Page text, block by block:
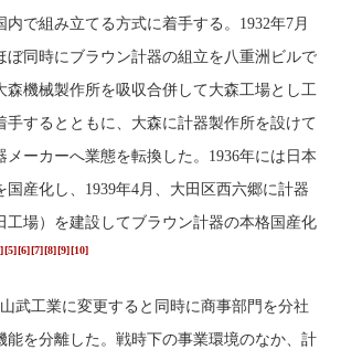
内で組み立てる方式に着手する。1932年7月
ぼ同時にブラウン計器の組立を八重洲ビルで
森機械製作所を吸収合併して大森工場とし工
手するとともに、大森に計器製作所を設けて
メーカーへ業態を転換した。1936年には日本
国産化し、1939年4月、大田区西六郷に計器
工場）を建設してブラウン計器の本格国産化
[5][6][7][8][9][10]
武工業に変更すると同時に商事部門を分社
能を分離した。戦時下の事業環境のなか、計